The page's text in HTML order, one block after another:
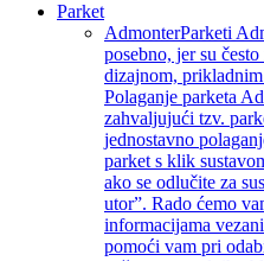
Parket
AdmonterParketi
posebno, jer su
dizajnom,
Polaganje parketa
zahvaljujući tzv.
jednostavno
parket s klik
ako se odlučite za
utor”. Rado ćemo
informacijama
pomoći vam pri